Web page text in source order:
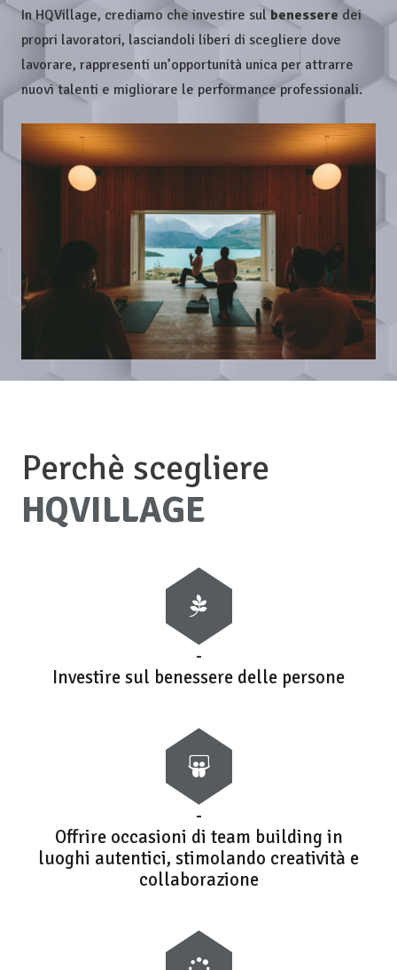
In HQVillage, crediamo che investire sulbenessere dei
propri lavoratori, lasciandoli liberi di scegliere dove
lavorare, rappresenti un’opportunità unica per attrarre
nuovi talenti e migliorare le performance professionali.
Perchè scegliere
HQVILLAGE
-
Investire sul benessere delle persone
-
Offrire occasioni di team building in
luoghi autentici, stimolando creatività e
collaborazione